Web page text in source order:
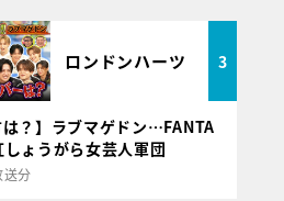
ロンドンハーツ 3
は？】ラブマゲドン…FANTA
ょうがら女芸人軍団
分